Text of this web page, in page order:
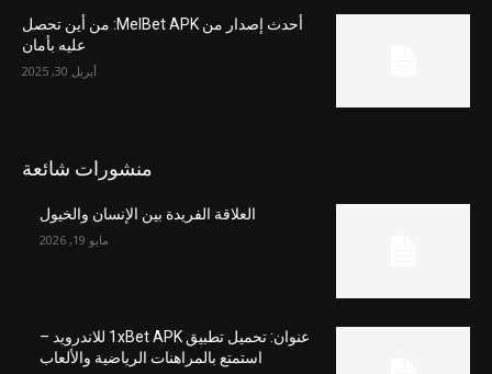
أحدث إصدار من MelBet APK: من أين تحصل
عليه بأمان
أبريل 30, 2025
منشورات شائعة
العلاقة الفريدة بين الإنسان والخيول
مايو 19, 2026
عنوان: تحميل تطبيق 1xBet APK للاندرويد –
استمتع بالمراهنات الرياضية والألعاب